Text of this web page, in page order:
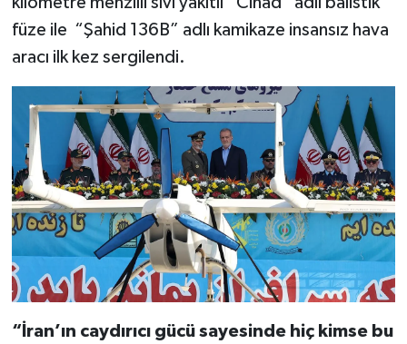
füze ile “Şahid 136B” adlı kamikaze insansız hava
aracı ilk kez sergilendi.
“İran’ın caydırıcı gücü sayesinde hiç kimse bu